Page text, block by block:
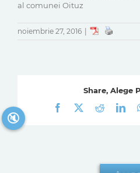
al comunei Oituz
noiembrie 27, 2016
Share, Alege
Facebook
Reddit
🔇